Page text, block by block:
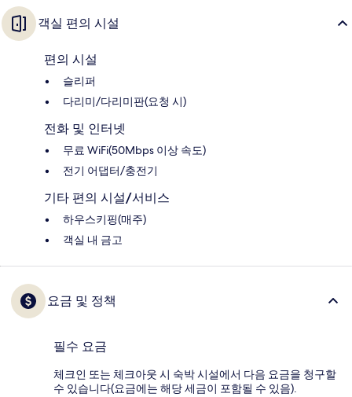
객실 편의 시설
편의 시설
슬리퍼
다리미/다리미판(요청 시)
전화 및 인터넷
무료 WiFi(50Mbps 이상 속도)
전기 어댑터/충전기
기타 편의 시설/서비스
하우스키핑(매주)
객실 내 금고
요금 및 정책
필수 요금
체크인 또는 체크아웃 시 숙박 시설에서 다음 요금을 청구할
수 있습니다(요금에는 해당 세금이 포함될 수 있음).